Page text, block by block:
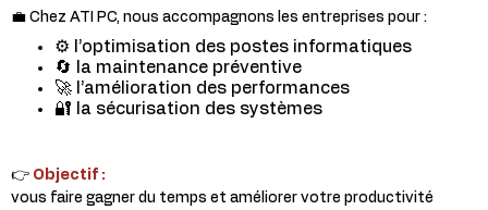
💼 Chez ATI PC, nous accompagnons les entreprises pour :
⚙️ l’optimisation des postes informatiques
🔄 la maintenance préventive
🚀 l’amélioration des performances
🔐 la sécurisation des systèmes
👉 Objectif :
vous faire gagner du temps et améliorer votre productivité